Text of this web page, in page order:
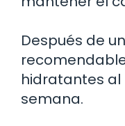
Después de
hidratantes al
semana.